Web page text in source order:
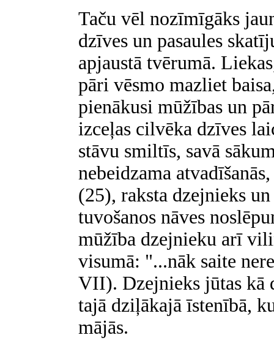
Taču vēl nozīmīgāks
dzīves un pasaules
apjaustā tvērumā.
pāri vēsmo mazliet
pienākusi mūžības un
izceļas cilvēka dzīves
stāvu smiltīs, savā
nebeidzama
(25), raksta dzejnieks
tuvošanos nāves
mūžība dzejnieku arī
visumā: "...nāk saite
VII). Dzejnieks jūtas kā
tajā dziļākajā īstenībā,
mājās.